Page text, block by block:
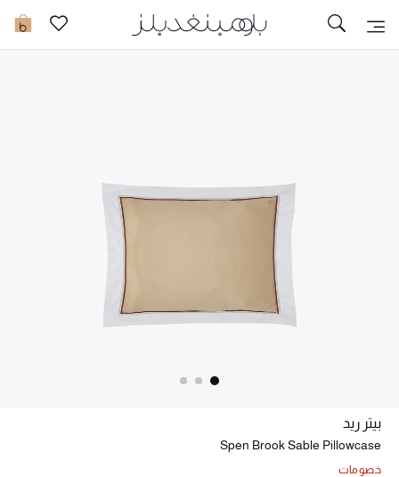
0 تخفيضات
خصم حتى 70%
تسوقوا الآن
بيتر ريد
Spen Brook Sable Pillowcase
خصومات